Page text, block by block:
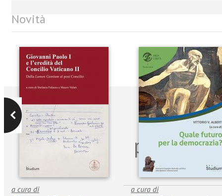
Novità
a cura di a cura di
Iscriviti
per
sulle